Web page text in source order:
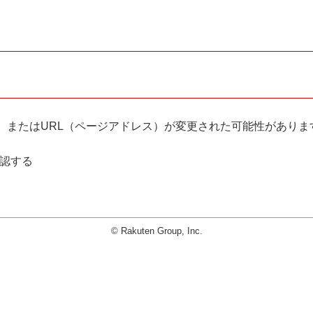
たはURL（ページアドレス）が変更された可能性がありま
する
© Rakuten Group, Inc.